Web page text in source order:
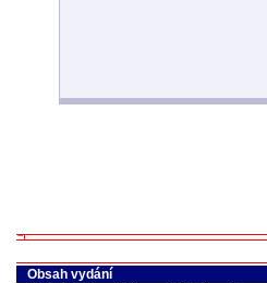
Obsah vydání